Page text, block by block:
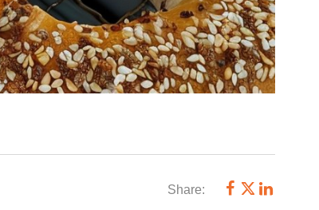
Share: